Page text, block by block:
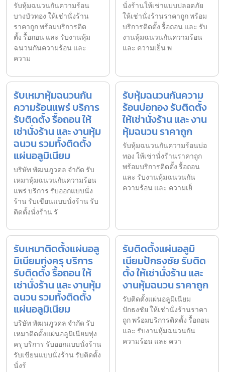
รับหุ้มฉนวนกันความร้อน
บางบัวทอง ให้เช่านั่งร้าน
ราคาถูก พร้อมบริการติด
ตั้ง รื้อถอน และ รับงานหุ้ม
ฉนวนกันความร้อน และ
ความ
นั่งร้านให้เช่าแบบปลอดภัย
ให้เช่านั่งร้านราคาถูก พร้อม
บริการติดตั้ง รื้อถอน และ รับ
งานหุ้มฉนวนกันความร้อน
และ ความเย็น พ
รับเหมาหุ้มฉนวนกัน
ความร้อนแพร่ บริการ
รับติดตั้ง รื้อถอน ให้
เช่านั่งร้าน และ งานหุ้ม
ฉนวน รวมทั้งติดตั้ง
แผ่นอลูมิเนียม
บริษัท พัฒนภูวดล จำกัด รับ
เหมาหุ้มฉนวนกันความร้อน
แพร่ บริการ รับออกแบบนั่ง
ร้าน รับเขียนแบบนั่งร้าน รับ
ติดตั้งนั่งร้าน รั
รับหุ้มฉนวนกันความ
ร้อนบ่อทอง รับติดตั้ง
ให้เช่านั่งร้าน และ งาน
หุ้มฉนวน ราคาถูก
รับหุ้มฉนวนกันความร้อนบ่อ
ทอง ให้เช่านั่งร้านราคาถูก
พร้อมบริการติดตั้ง รื้อถอน
และ รับงานหุ้มฉนวนกัน
ความร้อน และ ความเย็
รับเหมาติดตั้งแผ่นอลู
มิเนียมทุ่งครุ บริการ
รับติดตั้ง รื้อถอน ให้
เช่านั่งร้าน และ งานหุ้ม
ฉนวน รวมทั้งติดตั้ง
แผ่นอลูมิเนียม
บริษัท พัฒนภูวดล จำกัด รับ
เหมาติดตั้งแผ่นอลูมิเนียมทุ่ง
ครุ บริการ รับออกแบบนั่งร้าน
รับเขียนแบบนั่งร้าน รับติดตั้ง
นั่งร้
รับติดตั้งแผ่นอลูมิ
เนียมปักธงชัย รับติด
ตั้ง ให้เช่านั่งร้าน และ
งานหุ้มฉนวน ราคาถูก
รับติดตั้งแผ่นอลูมิเนียม
ปักธงชัย ให้เช่านั่งร้านราคา
ถูก พร้อมบริการติดตั้ง รื้อถอน
และ รับงานหุ้มฉนวนกัน
ความร้อน และ ควา